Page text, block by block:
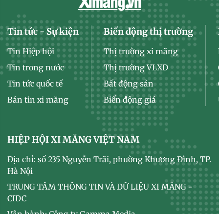
Tin tức - Sự kiện
Tin Hiệp hội
Tin trong nước
Tin tức quốc tế
Bản tin xi măng
Biến động thị trường
Thị trường xi măng
Thị trường VLXD
Bất động sản
Biến động giá
HIỆP HỘI XI MĂNG VIỆT NAM
Địa chỉ: số 235 Nguyễn Trãi, phường Khương Đình, TP.
Hà Nội
TRUNG TÂM THÔNG TIN VÀ DỮ LIỆU XI MĂNG -
CIDC